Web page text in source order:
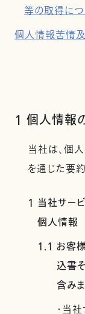
等の取得に
個人情報苦情
1 個人情報
当社は、個
を通じた要
1 当社サー
個人情報
1.1 お客
込書
含みま
・当